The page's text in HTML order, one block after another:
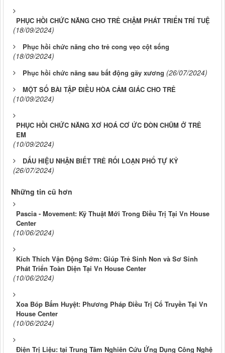
PHỤC HỒI CHỨC NĂNG CHO TRẺ CHẬM PHÁT TRIỂN TRÍ TUỆ
(18/09/2024)
Phục hồi chức năng cho trẻ cong vẹo cột sống
(18/09/2024)
Phục hồi chức năng sau bất động gãy xương (26/07/2024)
MỘT SỐ BÀI TẬP ĐIỀU HÒA CẢM GIÁC CHO TRẺ
(10/09/2024)
PHỤC HỒI CHỨC NĂNG XƠ HOÁ CƠ ỨC ĐÒN CHŨM Ở TRẺ
EM
(10/09/2024)
DẤU HIỆU NHẬN BIẾT TRẺ RỐI LOẠN PHỔ TỰ KỶ
(26/07/2024)
Những tin cũ hơn
Pascia - Movement: Kỹ Thuật Mới Trong Điều Trị Tại Vn House
Center
(10/06/2024)
Kích Thích Vận Động Sớm: Giúp Trẻ Sinh Non và Sơ Sinh
Phát Triển Toàn Diện Tại Vn House Center
(10/06/2024)
Xoa Bóp Bấm Huyệt: Phương Pháp Điều Trị Cổ Truyền Tại Vn
House Center
(10/06/2024)
Điện Trị Liệu: tại Trung Tâm Nghiên Cứu Ứng Dụng Công Nghệ